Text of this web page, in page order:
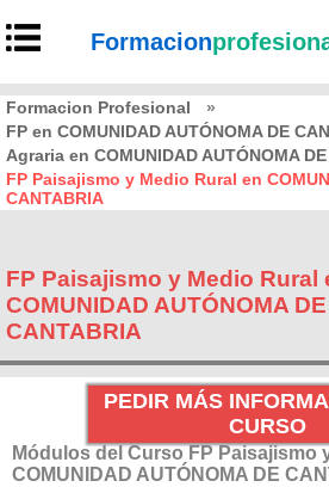
Formacion
Formacion Profesional
»
FP en COMUNIDAD AUTÓNOMA DE
Agraria en COMUNIDAD AUTÓNOMA
FP Paisajismo y Medio Rural en
CANTABRIA
FP Paisajismo y Medio Rural
COMUNIDAD AUTÓNOMA DE
CANTABRIA
PEDIR MÁS
CURSO
Módulos del Curso FP Paisajismo
COMUNIDAD AUTÓNOMA DE